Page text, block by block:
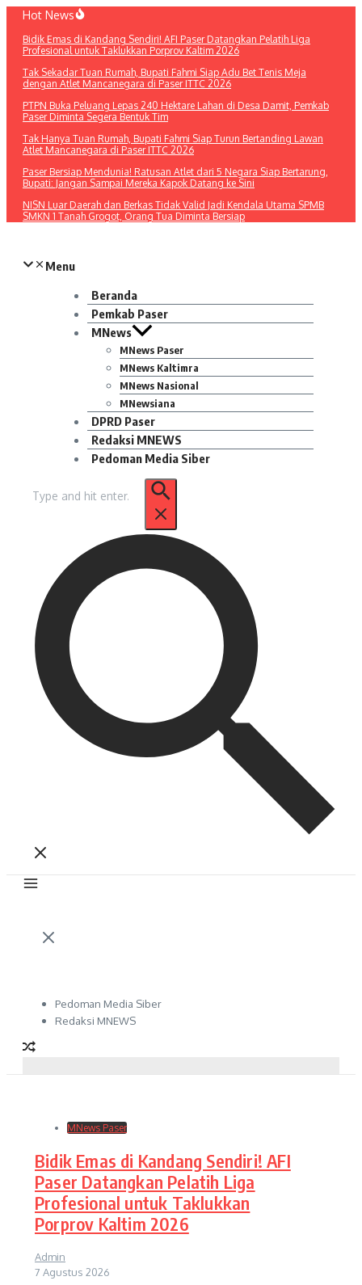
Lewati
konten
Hot News
Bidik Emas di Kandang Sendiri! AFI Paser Datangkan Pelatih Liga
Profesional untuk Taklukkan Porprov Kaltim 2026
Tak Sekadar Tuan Rumah, Bupati Fahmi Siap Adu Bet Tenis Meja
dengan Atlet Mancanegara di Paser ITTC 2026
PTPN Buka Peluang Lepas 240 Hektare Lahan di Desa Damit, Pemkab
Paser Diminta Segera Bentuk Tim
Tak Hanya Tuan Rumah, Bupati Fahmi Siap Turun Bertanding Lawan
Atlet Mancanegara di Paser ITTC 2026
Paser Bersiap Mendunia! Ratusan Atlet dari 5 Negara Siap Bertarung,
Bupati: Jangan Sampai Mereka Kapok Datang ke Sini
NISN Luar Daerah dan Berkas Tidak Valid Jadi Kendala Utama SPMB
SMKN 1 Tanah Grogot, Orang Tua Diminta Bersiap
Menu
Beranda
Pemkab Paser
MNews
MNews Paser
MNews Kaltimra
MNews Nasional
MNewsiana
DPRD Paser
Redaksi MNEWS
Pedoman Media Siber
untuk:
Pedoman Media Siber
Redaksi MNEWS
MNews Paser
Bidik Emas di Kandang Sendiri! AFI
Paser Datangkan Pelatih Liga
Profesional untuk Taklukkan
Porprov Kaltim 2026
Admin
7 Agustus 2026